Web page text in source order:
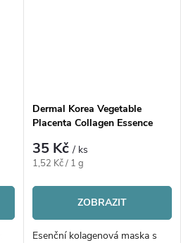
Dermal Korea Vegetable
Placenta Collagen Essence
35 Kč/ ks
Měrná
1,52 Kč / 1 g
ZOBRAZIT
Esenční kolagenová maska s